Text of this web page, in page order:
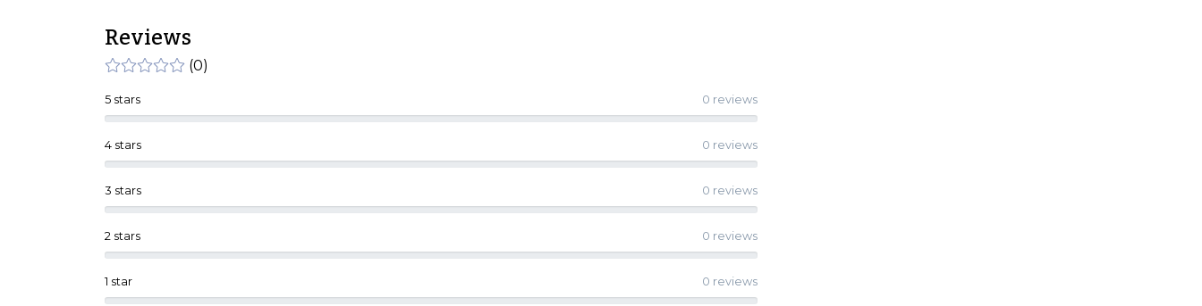
Reviews
(0)
1 star 0 reviews
2 stars 0 reviews
3 stars 0 reviews
4 stars 0 reviews
5 stars 0 reviews